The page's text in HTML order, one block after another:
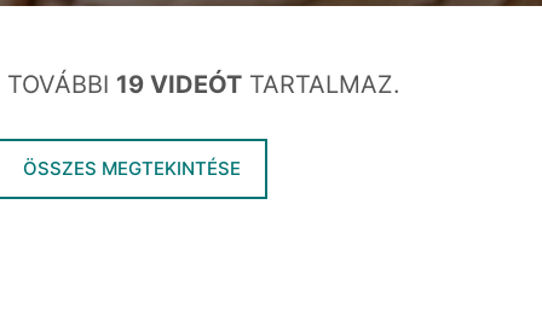
19 VIDEÓTTARTALMAZ.
ÖSSZES MEGTEKINTÉSE